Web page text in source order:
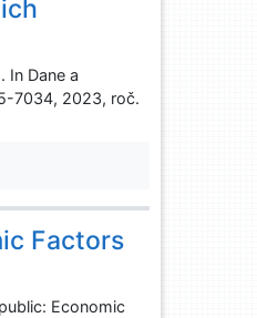
In Dane a
7034, 2023, roč.
Factors
Economic